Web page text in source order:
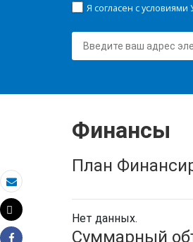
Электронная почта
Распечатать
Tweet
Я согласен с
Финансы
План
Нет данных.
Суммарный